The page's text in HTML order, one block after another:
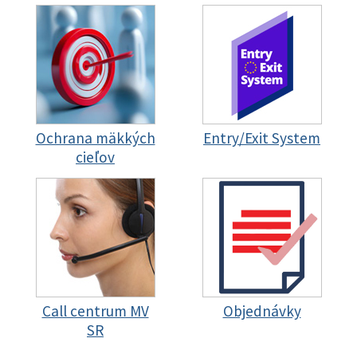
Ochrana mäkkých
cieľov
Entry/Exit System
Call centrum MV
SR
Objednávky